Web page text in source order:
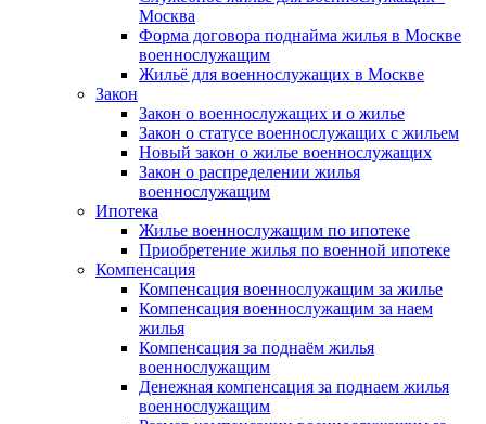
Москва
Форма договора поднайма жилья в Москве
военнослужащим
Жильё для военнослужащих в Москве
Закон
Закон о военнослужащих и о жилье
Закон о статусе военнослужащих с жильем
Новый закон о жилье военнослужащих
Закон о распределении жилья
военнослужащим
Ипотека
Жилье военнослужащим по ипотеке
Приобретение жилья по военной ипотеке
Компенсация
Компенсация военнослужащим за жилье
Компенсация военнослужащим за наем
жилья
Компенсация за поднаём жилья
военнослужащим
Денежная компенсация за поднаем жилья
военнослужащим